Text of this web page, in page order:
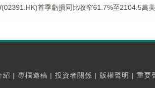
首季虧損同比收窄61.7%至2104.5萬
紹 | 專欄邀稿 | 投資者關係 | 版權聲明 | 重要